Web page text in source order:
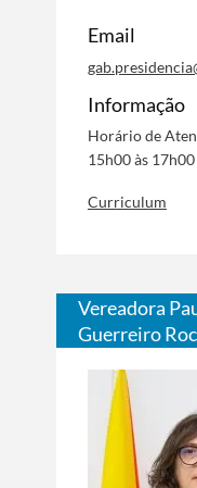
Email
Informação
Horário de
15h00 às 17h00
Curriculum
Vereadora
Guerreiro